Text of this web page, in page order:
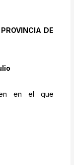
DE
en el que